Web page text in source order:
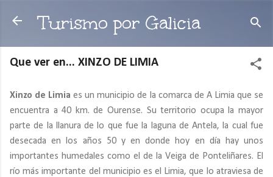
Ir al contenido principal
Turismo por Galicia
Que ver en... XINZO DE LIMIA
Xinzo de Limia es un municipio de la comarca de A Limia que se
encuentra a 40 km. de Ourense. Su territorio ocupa la mayor
parte de la llanura de lo que fue la laguna de Antela, la cual fue
desecada en los años 50 y en donde hoy en día hay unos
importantes humedales como el de la Veiga de Ponteliñares. El
río más importante del municipio es el Limia, que lo atraviesa de